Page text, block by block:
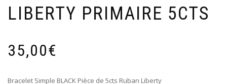
LIBERTY PRIMAIRE 5CTS
35,00€
Bracelet Simple BLACK Pièce de 5cts Ruban Liberty